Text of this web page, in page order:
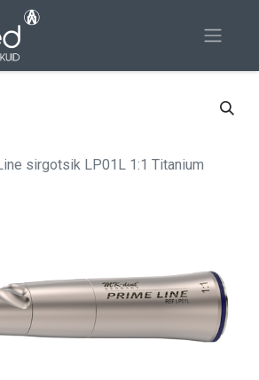
sirgotsik LP01L 1:1 Titanium